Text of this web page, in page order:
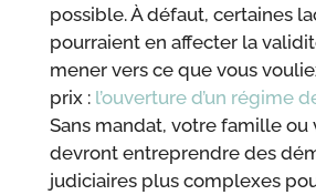
possible. À défaut, certaines
pourraient en affecter la
mener vers ce que vous
prix : l’ouverture d’un régime
Sans mandat, votre famille ou
devront entreprendre des
judiciaires plus complexes